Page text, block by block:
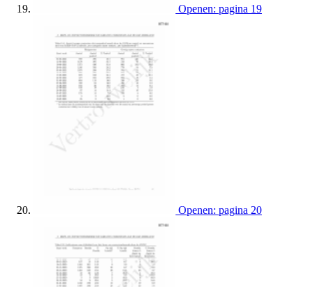
Openen: pagina 19
Openen: pagina 20